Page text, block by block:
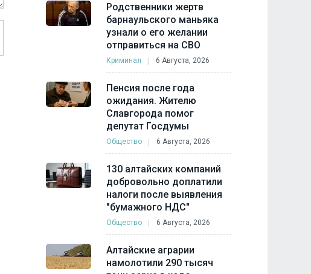
Родственники жертв
барнаульского маньяка
узнали о его желании
отправиться на СВО
Криминал 6 Августа, 2026
Пенсия после года
ожидания. Жителю
Славгорода помог
депутат Госдумы
Общество 6 Августа, 2026
130 алтайских компаний
добровольно доплатили
налоги после выявления
"бумажного НДС"
Общество 6 Августа, 2026
Алтайские аграрии
намолотили 290 тысяч